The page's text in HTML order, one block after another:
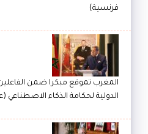
فرنسية)
المغرب تموقع مبكرا ضمن الفاعلين
الدولية لحكامة الذكاء الاصطناعي